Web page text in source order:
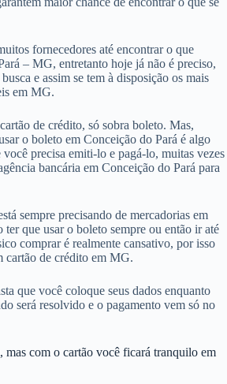
fornecedores até encontrar o que
– MG, entretanto hoje já não é preciso,
e assim se tem à disposição os mais
em MG.
de crédito, só sobra boleto. Mas,
o boleto em Conceição do Pará é algo
precisa emiti-lo e pagá-lo, muitas vezes
bancária em Conceição do Pará para
sempre precisando de mercadorias em
ter que usar o boleto sempre ou então ir até
comprar é realmente cansativo, por isso
cartão de crédito em MG.
que você coloque seus dados enquanto
será resolvido e o pagamento vem só no
mas com o cartão você ficará tranquilo em